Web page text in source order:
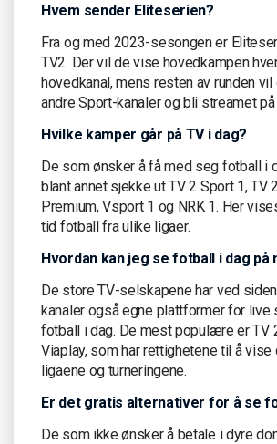
Hvem sender Eliteserien?
Fra og med 2023-sesongen er
TV2. Der vil de vise hovedkampen
hovedkanal, mens resten av runden
andre Sport-kanaler og bli streamet på
Hvilke kamper går på TV i dag?
De som ønsker å få med seg fotball i
blant annet sjekke ut TV 2 Sport 1, TV
Premium, Vsport 1 og NRK 1. Her
tid fotball fra ulike ligaer.
Hvordan kan jeg se fotball i dag på
De store TV-selskapene har ved
kanaler også egne plattformer for live
fotball i dag. De mest populære er TV
Viaplay, som har rettighetene til å
ligaene og turneringene.
Er det gratis alternativer for å se
De som ikke ønsker å betale i dyre